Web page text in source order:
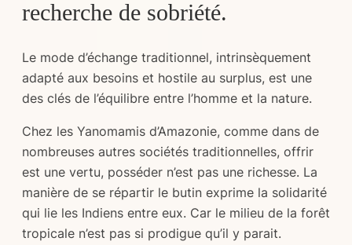
recherche de sobriété.
Le mode d’échange traditionnel, intrinsèquement
adapté aux besoins et hostile au surplus, est une
des clés de l’équilibre entre l’homme et la nature.
Chez les Yanomamis d’Amazonie, comme dans de
nombreuses autres sociétés traditionnelles, offrir
est une vertu, posséder n’est pas une richesse. La
manière de se répartir le butin exprime la solidarité
qui lie les Indiens entre eux. Car le milieu de la forêt
tropicale n’est pas si prodigue qu’il y parait.